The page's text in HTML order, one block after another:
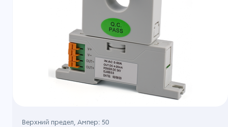
Верхний предел, Ампер: 50